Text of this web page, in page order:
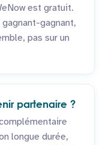
est gratuit.
gagnant,
pas sur un
partenaire ?
longue durée,